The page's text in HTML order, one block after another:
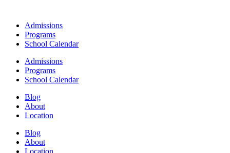
Admissions
Programs
School Calendar
Admissions
Programs
School Calendar
Blog
About
Location
Blog
About
Location